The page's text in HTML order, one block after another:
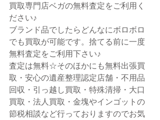
買取専門店ベガの無料査定をご利用く
ださい♪
ブランド品でしたらどんなにボロボロ
でも買取が可能です。捨てる前に一度
無料査定をご利用下さい♪
査定は無料☆そのほかにも無料出張買
取・安心の遺産整理認定店舗・不用品
回収・引っ越し買取・特殊清掃・大口
買取・法人買取・金塊やインゴットの
節税相談など行っておりますのでお気